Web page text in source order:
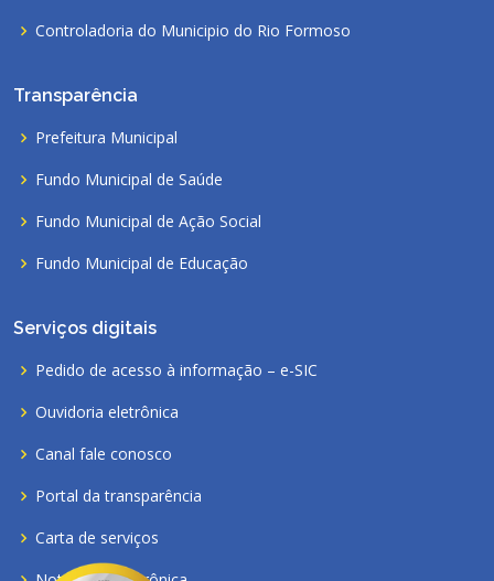
Controladoria do Municipio do Rio Formoso
Transparência
Prefeitura Municipal
Fundo Municipal de Saúde
Fundo Municipal de Ação Social
Fundo Municipal de Educação
Serviços digitais
Pedido de acesso à informação – e-SIC
Ouvidoria eletrônica
Canal fale conosco
Portal da transparência
Carta de serviços